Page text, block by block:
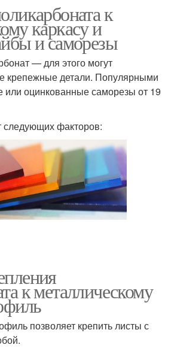
к
каркасу и
и саморезы
— для этого могут
крепежные детали. Популярными
или оцинкованные саморезы от 19
следующих факторов:
к металлическому
позволяет крепить листы с